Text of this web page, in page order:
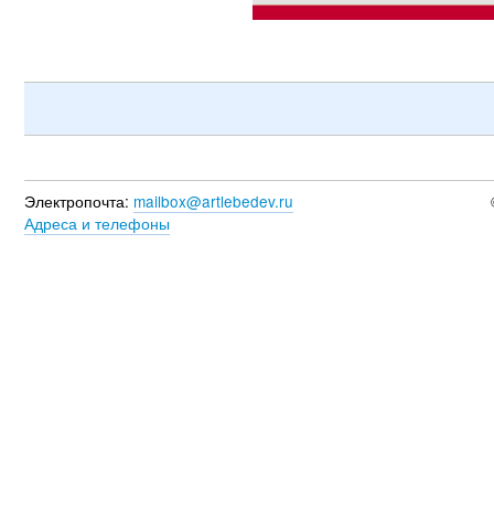
Электропочта: mailbox@artlebedev.ru
Адреса и телефоны